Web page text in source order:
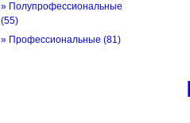
» Полупрофессиональные
(55)
» Профессиональные (81)